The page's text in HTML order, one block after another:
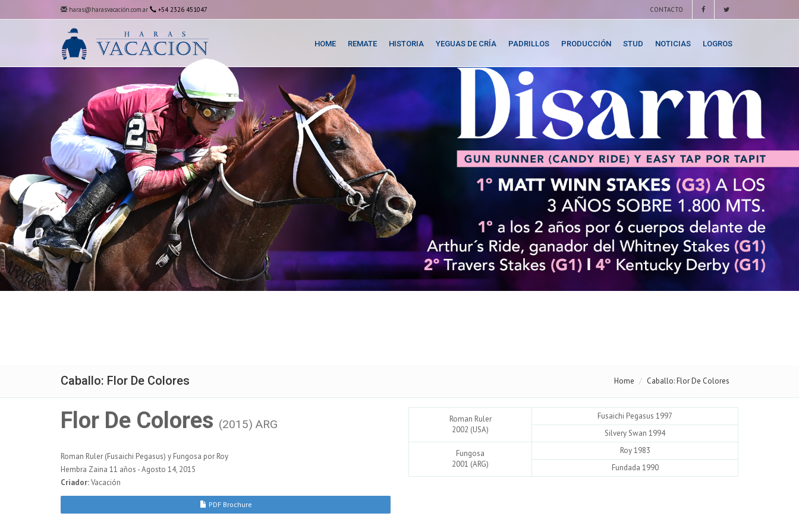
haras@harasvacación.com.ar +54 2326 451047 CONTACTO
HOME REMATE HISTORIA YEGUAS DE CRÍA PADRILLOS PRODUCCIÓN STUD NOTICIAS LOGROS
Caballo: Flor De Colores Home Caballo: Flor De Colores
Flor De Colores (2015) ARG
Roman Ruler (Fusaichi Pegasus) y Fungosa por Roy
Hembra Zaina 11 años - Agosto 14, 2015
Criador:Vacación
PDF Brochure
Roman Ruler
2002 (USA)
Fusaichi Pegasus 1997
Silvery Swan 1994
Fungosa
2001 (ARG)
Roy 1983
Fundada 1990